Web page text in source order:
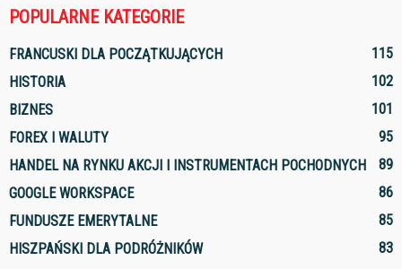
POPULARNE KATEGORIE
FRANCUSKI DLA POCZĄTKUJĄCYCH
115
HISTORIA
102
BIZNES
101
FOREX I WALUTY
95
HANDEL NA RYNKU AKCJI I INSTRUMENTACH POCHODNYCH
89
GOOGLE WORKSPACE
86
FUNDUSZE EMERYTALNE
85
HISZPAŃSKI DLA PODRÓŻNIKÓW
83